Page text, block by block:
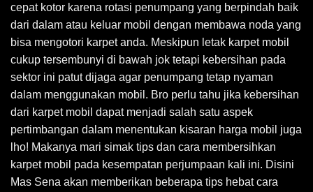
cepat kotor karena rotasi penumpang yang berpindah baik
dari dalam atau keluar mobil dengan membawa noda yang
bisa mengotori karpet anda. Meskipun letak karpet mobil
cukup tersembunyi di bawah jok tetapi kebersihan pada
sektor ini patut dijaga agar penumpang tetap nyaman
dalam menggunakan mobil. Bro perlu tahu jika kebersihan
dari karpet mobil dapat menjadi salah satu aspek
pertimbangan dalam menentukan kisaran harga mobil juga
lho! Makanya mari simak tips dan cara membersihkan
karpet mobil pada kesempatan perjumpaan kali ini. Disini
Mas Sena akan memberikan beberapa tips hebat cara